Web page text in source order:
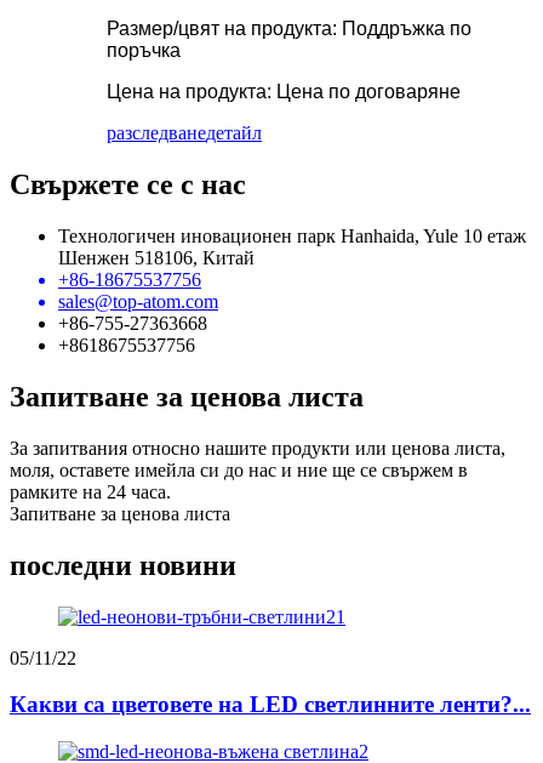
Размер/цвят на продукта: Поддръжка по
поръчка
Цена на продукта: Цена по договаряне
разследванедетайл
Свържете се с нас
Технологичен иновационен парк Hanhaida, Yule 10 етаж
Шенжен 518106, Китай
+86-18675537756
sales@top-atom.com
+86-755-27363668
+8618675537756
Запитване за ценова листа
За запитвания относно нашите продукти или ценова листа,
моля, оставете имейла си до нас и ние ще се свържем в
рамките на 24 часа.
Запитване за ценова листа
последни новини
05/11/22
Какви са цветовете на LED светлинните ленти?...